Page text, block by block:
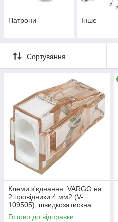
Патрони Інше
Сортування
Клеми з'єднання. VARGO на
2 провідники 4 мм2 (V-
109505), швидкозатискна
клема для електропроводки
Готово до відправки